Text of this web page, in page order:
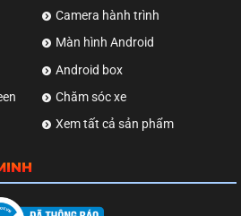
Camera hành trình
Màn hình Android
Android box
Chăm sóc xe
Xem tất cả sản phẩm